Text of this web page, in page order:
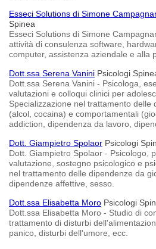
Esseci Solutions di Simone
Spinea
Esseci Solutions di Simone
attività di consulenza software,
computer, assistenza aziendale e alla
Dott.ssa Serena Vanini Psicologi
Dott.ssa Serena Vanini - Psicologa,
valutazioni e colloqui clinici per
Specializzazione nel trattamento delle
(alcol, cocaina) e comportamentali
addiction, dipendenza da lavoro,
Dott. Giampietro Spolaor Psicologi
Dott. Giampietro Spolaor - Psicologo,
valutazione, sostegno psicologico e
nel trattamento delle dipendenze da
dipendenze affettive, sesso.
Dott.ssa Elisabetta Moro Psicologi
Dott.ssa Elisabetta Moro - Studio di
trattamento di disturbi
panico, disturbi dell'umore, ecc.